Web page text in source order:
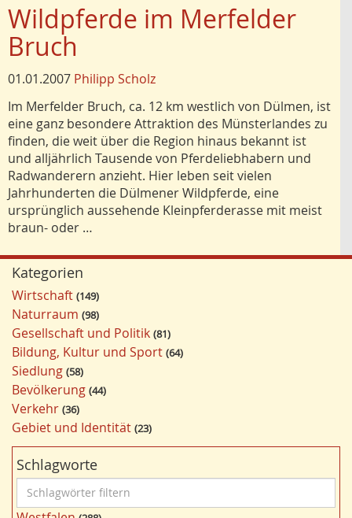
Wildpferde im Merfelder
Bruch
01.01.2007 Philipp Scholz
Im Merfelder Bruch, ca. 12 km westlich von Dülmen, ist
eine ganz besondere Attraktion des Münsterlandes zu
finden, die weit über die Region hinaus bekannt ist
und alljährlich Tausende von Pferdeliebhabern und
Radwanderern anzieht. Hier leben seit vielen
Jahrhunderten die Dülmener Wildpferde, eine
ursprünglich aussehende Kleinpferderasse mit meist
braun- oder …
Kategorien
Wirtschaft 149
Naturraum 98
Gesellschaft und Politik 81
Bildung, Kultur und Sport 64
Siedlung 58
Bevölkerung 44
Verkehr 36
Gebiet und Identität 23
Schlagworte
c